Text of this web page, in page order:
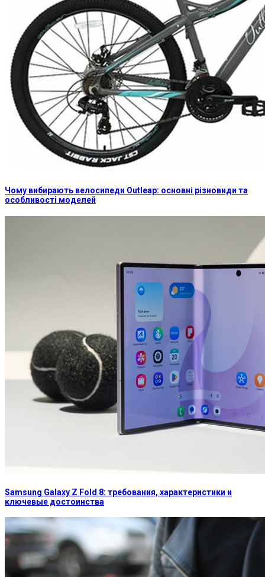
Чому вибирають велосипеди Outleap: основні різновиди та
особливості моделей
Samsung Galaxy Z Fold 8: требования, характеристики и
ключевые достоинства